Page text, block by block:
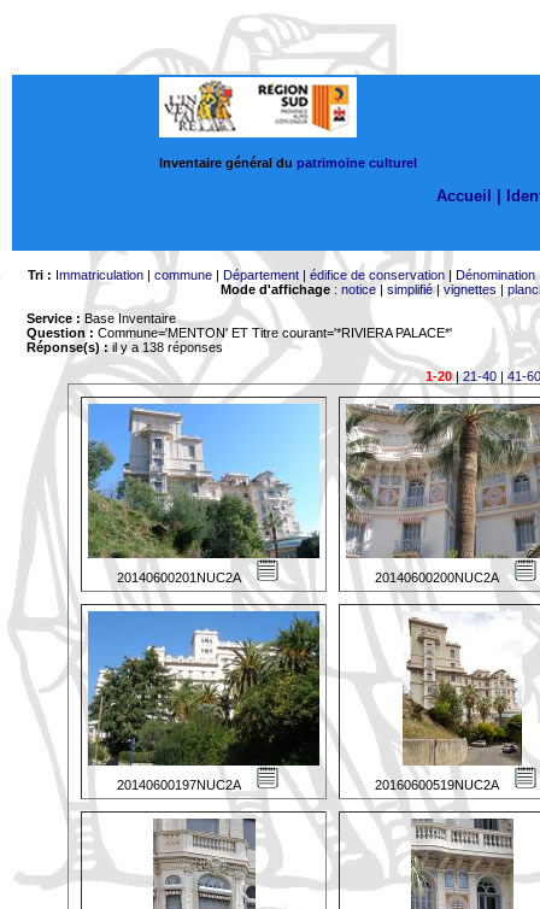
Inventaire général du patrimoine culturel
Accueil |
Tri : Immatriculation| commune| Département| édifice de conservation| Dénomination
Mode d'affichage: notice| simplifié|vignettes |
Service : Base Inventaire
Question : Commune='MENTON' ET Titre courant='*RIVIERA PALACE*'
Réponse(s) :il y a 138 réponses
1-20|21-40 | 41-60
20140600201NUC2A 20140600200NUC2A
20140600197NUC2A 20160600519NUC2A